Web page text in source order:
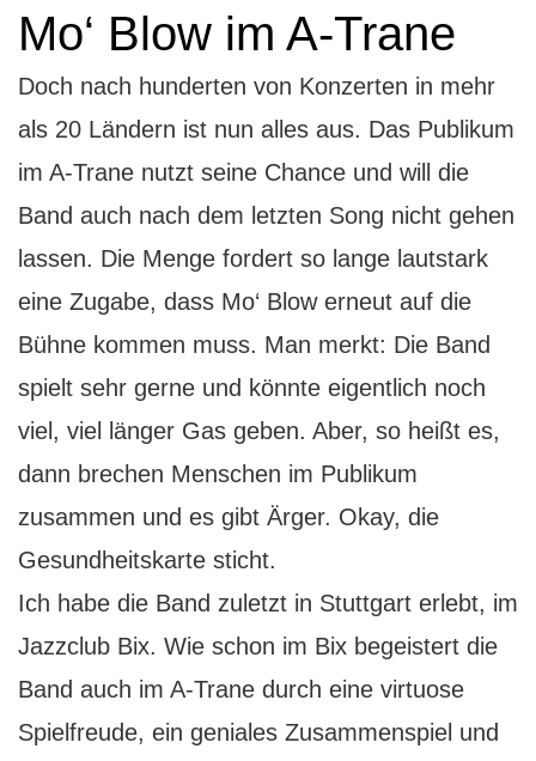
Mo‘ Blow im A-Trane
Doch nach hunderten von Konzerten in mehr
als 20 Ländern ist nun alles aus. Das Publikum
im A-Trane nutzt seine Chance und will die
Band auch nach dem letzten Song nicht gehen
lassen. Die Menge fordert so lange lautstark
eine Zugabe, dass Mo‘ Blow erneut auf die
Bühne kommen muss. Man merkt: Die Band
spielt sehr gerne und könnte eigentlich noch
viel, viel länger Gas geben. Aber, so heißt es,
dann brechen Menschen im Publikum
zusammen und es gibt Ärger. Okay, die
Gesundheitskarte sticht.
Ich habe die Band zuletzt in Stuttgart erlebt, im
Jazzclub Bix. Wie schon im Bix begeistert die
Band auch im A-Trane durch eine virtuose
Spielfreude, ein geniales Zusammenspiel und